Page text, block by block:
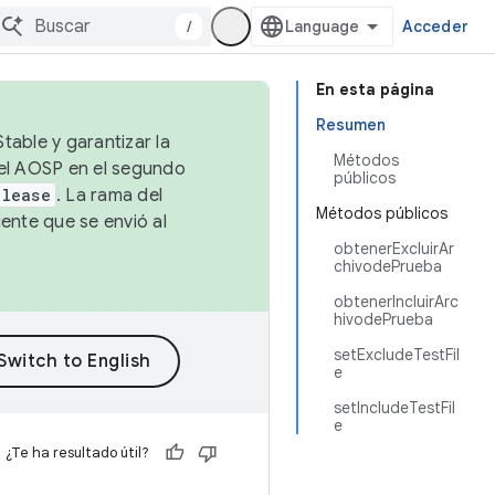
/ Acceder
En esta página
Resumen
Métodos
públicos
Métodos públicos
obtenerExcluirAr
chivodePrueba
obtenerIncluirArc
hivodePrueba
setExcludeTestFil
e
setIncludeTestFil
e
y garantizar la
AOSP en el segundo
. La rama del
que se envió al
¿Te ha resultado útil?